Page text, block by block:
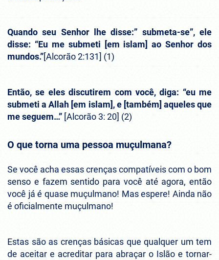
Quando seu Senhor lhe disse:” submeta-se”, ele
disse: “Eu me submeti [em islam] ao Senhor dos
mundos.”[Alcorão 2:131] (1)
Então, se eles discutirem com você, diga: “eu me
submeti a Allah [em islam], e [também] aqueles que
me seguem…” [Alcorão 3: 20] (2)
O que torna uma pessoa muçulmana?
Se você acha essas crenças compatíveis com o bom
senso e fazem sentido para você até agora, então
você já é quase muçulmano! Mas espere! Ainda não
é oficialmente muçulmano!
Estas são as crenças básicas que qualquer um tem
de aceitar e acreditar para abraçar o Islão e tornar-